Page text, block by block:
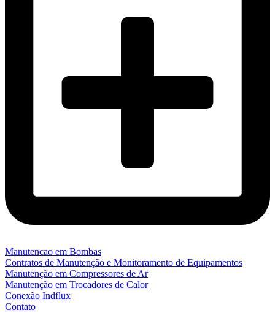
Manutencao em Bombas
Contratos de Manutenção e Monitoramento de Equipamentos
Manutenção em Compressores de Ar
Manutenção em Trocadores de Calor
Conexão Indflux
Contato